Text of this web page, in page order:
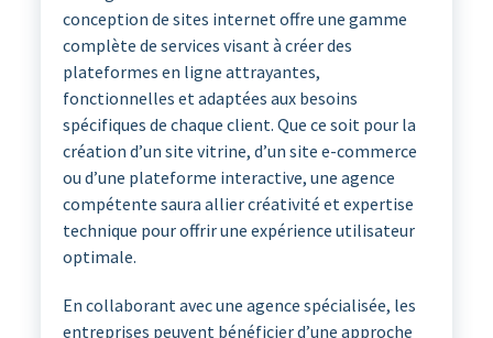
conception de sites internet offre une gamme
complète de services visant à créer des
plateformes en ligne attrayantes,
fonctionnelles et adaptées aux besoins
spécifiques de chaque client. Que ce soit pour la
création d’un site vitrine, d’un site e-commerce
ou d’une plateforme interactive, une agence
compétente saura allier créativité et expertise
technique pour offrir une expérience utilisateur
optimale.
En collaborant avec une agence spécialisée, les
entreprises peuvent bénéficier d’une approche